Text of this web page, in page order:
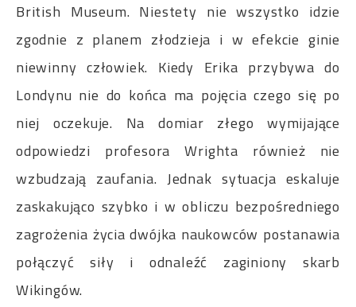
British Museum. Niestety nie wszystko idzie
zgodnie z planem złodzieja i w efekcie ginie
niewinny człowiek. Kiedy Erika przybywa do
Londynu nie do końca ma pojęcia czego się po
niej oczekuje. Na domiar złego wymijające
odpowiedzi profesora Wrighta również nie
wzbudzają zaufania. Jednak sytuacja eskaluje
zaskakująco szybko i w obliczu bezpośredniego
zagrożenia życia dwójka naukowców postanawia
połączyć siły i odnaleźć zaginiony skarb
Wikingów.